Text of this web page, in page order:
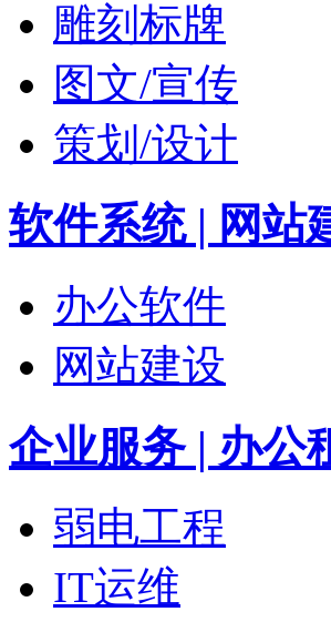
雕刻标牌
图文/宣传
策划/设计
软件系统 | 网站
办公软件
网站建设
企业服务 | 办公
弱电工程
IT运维